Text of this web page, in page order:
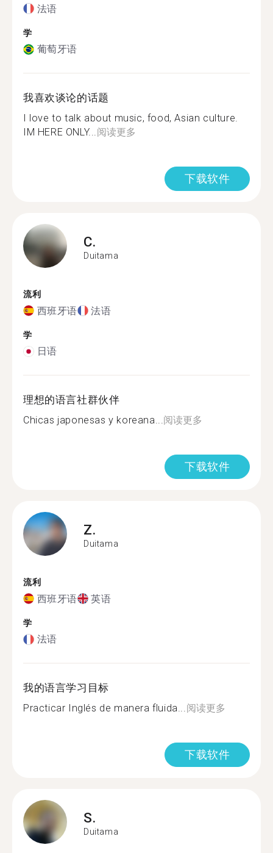
法语
学
葡萄牙语
我喜欢谈论的话题
I love to talk about music, food, Asian culture.
IM HERE ONLY...阅读更多
下载软件
C.
Duitama
流利
西班牙语 法语
学
日语
理想的语言社群伙伴
Chicas japonesas y koreana...阅读更多
下载软件
Z.
Duitama
流利
西班牙语 英语
学
法语
我的语言学习目标
Practicar Inglés de manera fluida...阅读更多
下载软件
S.
Duitama